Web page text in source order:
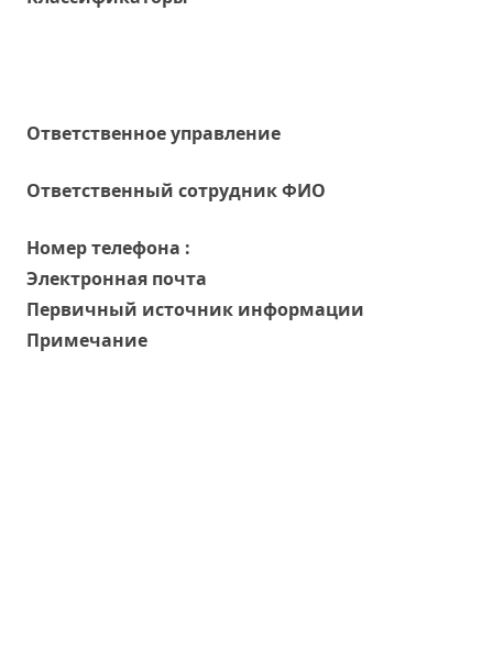
Ответственное управление
Oтветственный сотрудник ФИО
Номер телефона :
Электронная почта
Первичный источник информации
Примечание